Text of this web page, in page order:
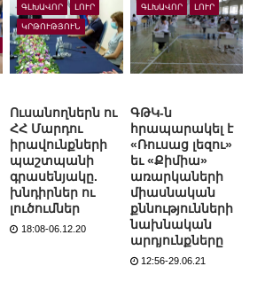
ԳԼԽԱՎՈՐ ԼՈՒՐ
ԿՐԹՈՒԹՅՈՒՆ
Ուսանողներն ու
ՀՀ Մարդու
իրավունքների
պաշտպանի
գրասենյակը.
խնդիրներ ու
լուծումներ
18:08-06.12.20
ԳԼԽԱՎՈՐ ԼՈՒՐ
ԳԹԿ-ն
հրապարակել է
«Ռուսաց լեզու»
եւ «Քիմիա»
առարկաների
միասնական
քննությունների
նախնական
արդյունքները
12:56-29.06.21